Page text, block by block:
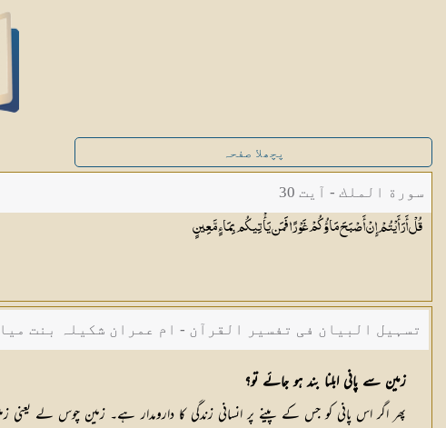
پچھلا صفحہ
سورة الملك - آیت 30
قُلْ أَرَأَيْتُمْ إِنْ أَصْبَحَ مَاؤُكُمْ غَوْرًا فَمَن يَأْتِيكُم بِمَاءٍمَّعِينٍ
تسہیل البیان فی تفسیر القرآن - ام عمران شکیلہ بنت
زمین سے پانی ابلنا بند ہو جائے تو؟
پھر اگر اس پانی كو جس كے پینے پر انسانی زندگی كا دارومدار ہے۔ زمین چوس لے